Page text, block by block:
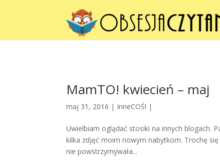
MamTO! kwiecień – maj
maj 31, 2016 | InneCOŚ! |
Uwielbiam oglądać stosiki na innych blogach.
kilka zdjęć moim nowym nabytkom. Trochę
nie powstrzymywała...